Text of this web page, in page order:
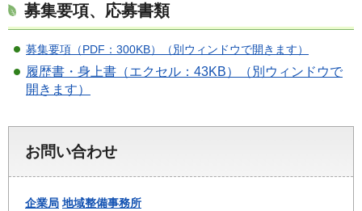
募集要項、応募書類
募集要項（PDF：300KB）（別ウィンドウで開きます）
履歴書・身上書（エクセル：43KB）（別ウィンドウで
開きます）
お問い合わせ
企業局 地域整備事務所